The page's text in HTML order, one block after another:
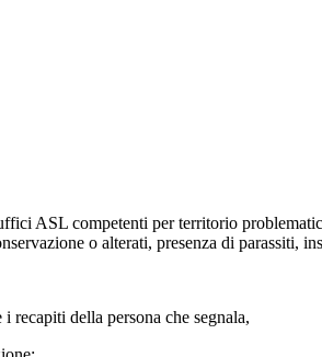
ASL competenti per territorio
o alterati, presenza di parassiti,
recapiti della persona che segnala,